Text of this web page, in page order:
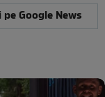
Google News